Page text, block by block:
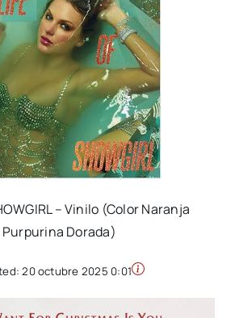
– Vinilo (Color Naranja
Dorada)
20 octubre 2025 0:01